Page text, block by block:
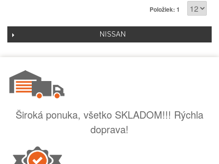
Položiek: 1
NISSAN
Široká ponuka, všetko SKLADOM!!! Rýchla
doprava!